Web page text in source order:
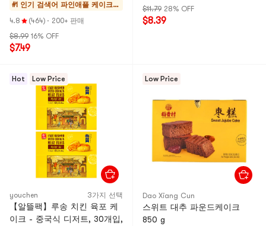
#1 인기 검색어 파인애플 케이크 &
모찌
4.8 (464) · 200+ 판매
$8.99 16% OFF
$7.49
$11.79 28% OFF
$8.39
Hot Low Price
youchen 3가지 선택
【알뜰팩】루송 치킨 육포 케
이크 - 중국식 디저트, 30개입,
Low Price
Dao Xiang Cun
스위트 대추 파운드케이크
850 g